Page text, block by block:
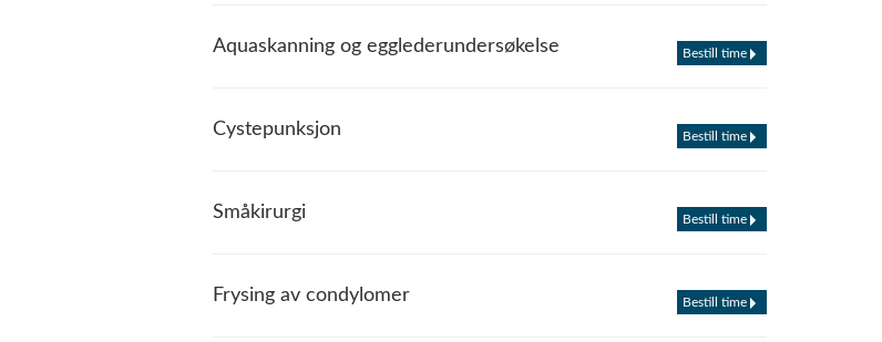
Aquaskanning og egglederundersøkelse Bestill time
Cystepunksjon Bestill time
Småkirurgi Bestill time
Frysing av condylomer Bestill time